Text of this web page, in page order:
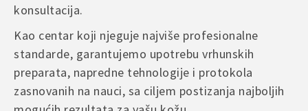
konsultacija.
Kao centar koji njeguje najviše profesionalne
standarde, garantujemo upotrebu vrhunskih
preparata, napredne tehnologije i protokola
zasnovanih na nauci, sa ciljem postizanja najboljih